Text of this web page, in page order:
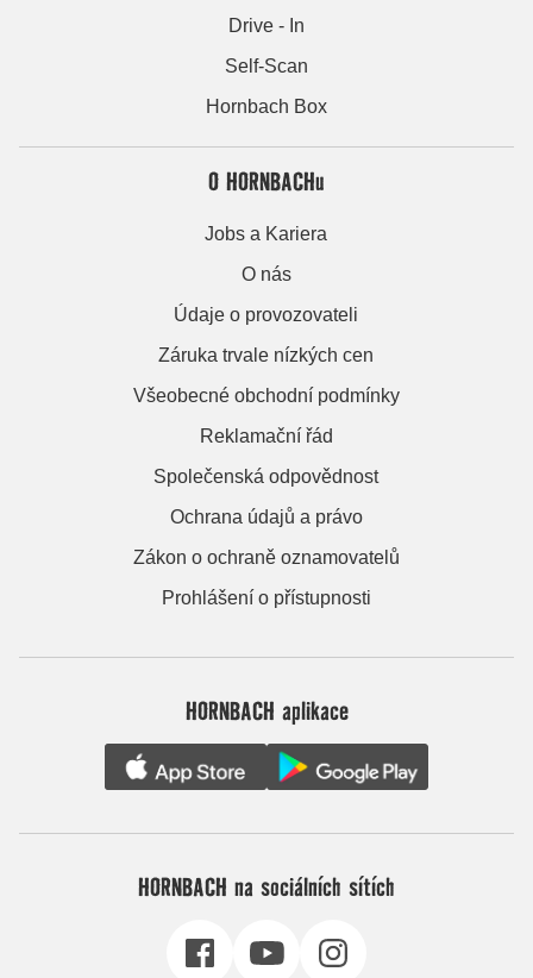
Drive - In
Self-Scan
Hornbach Box
O HORNBACHu
Jobs a Kariera
O nás
Údaje o provozovateli
Záruka trvale nízkých cen
Všeobecné obchodní podmínky
Reklamační řád
Společenská odpovědnost
Ochrana údajů a právo
Zákon o ochraně oznamovatelů
Prohlášení o přístupnosti
HORNBACH aplikace
HORNBACH na sociálních sítích